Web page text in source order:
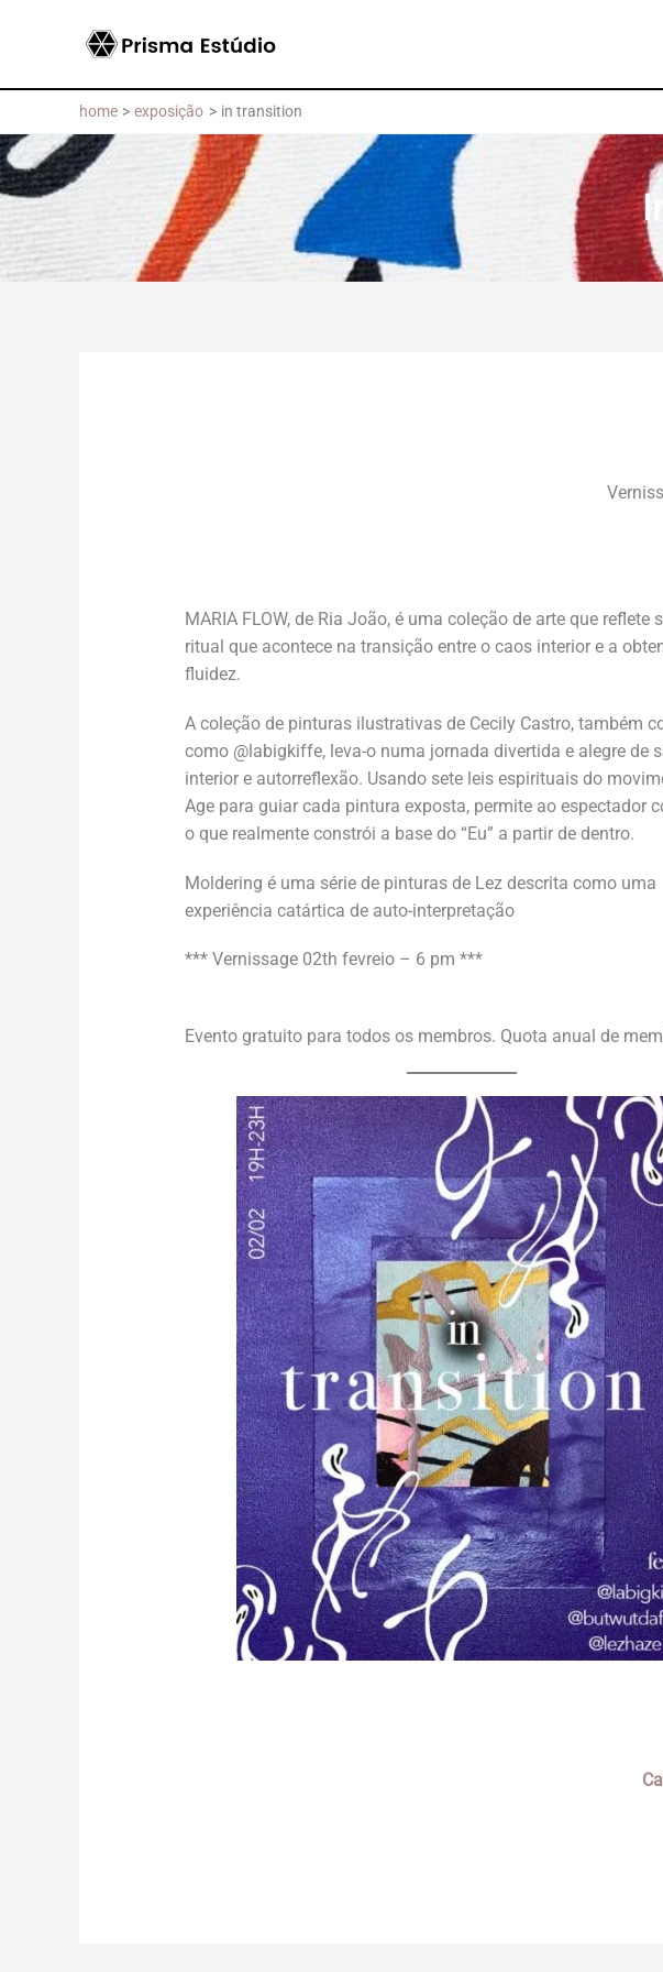
home exposição in transition
MARIA FLOW, de Ria João, é uma coleção de arte que reflete
ritual que acontece na transição entre o caos interior e a
fluidez.
A coleção de pinturas ilustrativas de Cecily Castro, também
como @labigkiffe, leva-o numa jornada divertida e alegre de
interior e autorreflexão. Usando sete leis espirituais do
Age para guiar cada pintura exposta, permite ao espectador
o que realmente constrói a base do “Eu” a partir de dentro.
Moldering é uma série de pinturas de Lez descrita como uma
experiência catártica de auto-interpretação
*** Vernissage 02th fevreio – 6 pm ***
Evento gratuito para todos os membros. Quota anual de